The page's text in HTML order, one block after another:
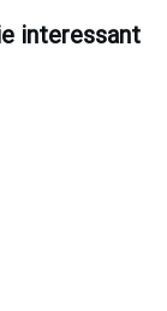
interessant